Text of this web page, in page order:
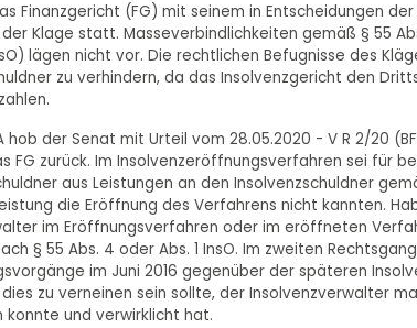
Finanzgericht (FG) mit seinem in Entscheidungen der
Klage statt. Masseverbindlichkeiten gemäß § 55
lägen nicht vor. Die rechtlichen Befugnisse des
zu verhindern, da das Insolvenzgericht den
hob der Senat mit Urteil vom 28.05.2020 - V R 2/20
FG zurück. Im Insolvenzeröffnungsverfahren sei für
aus Leistungen an den Insolvenzschuldner
die Eröffnung des Verfahrens nicht kannten.
im Eröffnungsverfahren oder im eröffneten
§ 55 Abs. 4 oder Abs. 1 InsO. Im zweiten
im Juni 2016 gegenüber der späteren
zu verneinen sein sollte, der Insolvenzverwalter
konnte und verwirklicht hat.